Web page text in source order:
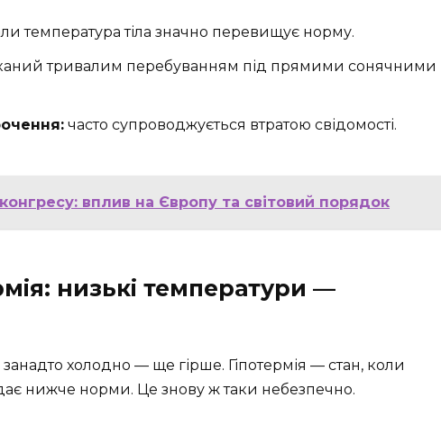
температура тіла значно перевищує норму.
тривалим перебуванням під прямими сонячними
часто супроводжується втратою свідомості.
вплив на Європу та світовий порядок
низькі температури —
холодно — ще гірше. Гіпотермія — стан, коли
нижче норми. Це знову ж таки небезпечно.